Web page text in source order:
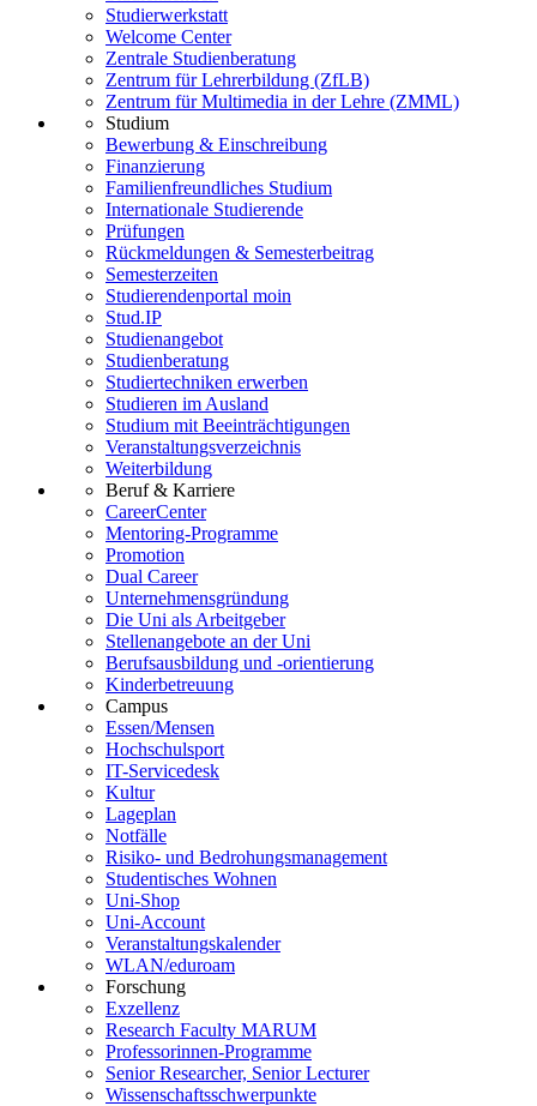
Studierwerkstatt
Welcome Center
Zentrale Studienberatung
Zentrum für Lehrerbildung (ZfLB)
Zentrum für Multimedia in der Lehre (ZMML)
Studium
Bewerbung & Einschreibung
Finanzierung
Familienfreundliches Studium
Internationale Studierende
Prüfungen
Rückmeldungen & Semesterbeitrag
Semesterzeiten
Studierendenportal moin
Stud.IP
Studienangebot
Studienberatung
Studiertechniken erwerben
Studieren im Ausland
Studium mit Beeinträchtigungen
Veranstaltungsverzeichnis
Weiterbildung
Beruf & Karriere
CareerCenter
Mentoring-Programme
Promotion
Dual Career
Unternehmensgründung
Die Uni als Arbeitgeber
Stellenangebote an der Uni
Berufsausbildung und -orientierung
Kinderbetreuung
Campus
Essen/Mensen
Hochschulsport
IT-Servicedesk
Kultur
Lageplan
Notfälle
Risiko- und Bedrohungsmanagement
Studentisches Wohnen
Uni-Shop
Uni-Account
Veranstaltungskalender
WLAN/eduroam
Forschung
Exzellenz
Research Faculty MARUM
Professorinnen-Programme
Senior Researcher, Senior Lecturer
Wissenschaftsschwerpunkte